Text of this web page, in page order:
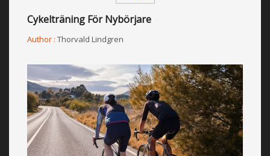
Cykelträning För Nybörjare
Author : Thorvald Lindgren